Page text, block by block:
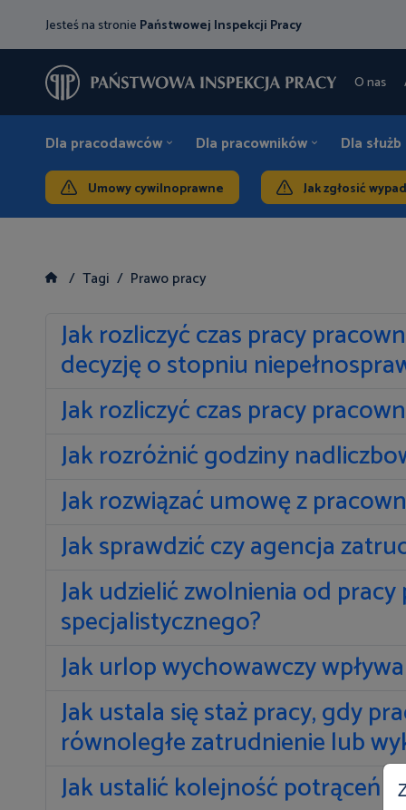
Jesteś na stronie Państwowej Inspekcji Pracy
O nas
Dla pracodawców Dla pracowników Dla służb
Umowy cywilnoprawne Jak zgłosić
Tagi Prawo pracy
Jak rozliczyć czas pracy
decyzję o stopniu
Jak rozliczyć czas pracy
Jak rozróżnić godziny
Jak rozwiązać umowę z
Jak sprawdzić czy agencja
Jak udzielić zwolnienia od
specjalistycznego?
Jak urlop wychowawczy
Jak ustala się staż pracy, gdy
równoległe zatrudnienie lub
Jak ustalić kolejność potrąceń